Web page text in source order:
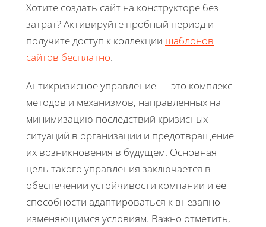
Хотите создать сайт на конструкторе без
затрат? Активируйте пробный период и
получите доступ к коллекции шаблонов
сайтов бесплатно.
Антикризисное управление — это комплекс
методов и механизмов, направленных на
минимизацию последствий кризисных
ситуаций в организации и предотвращение
их возникновения в будущем. Основная
цель такого управления заключается в
обеспечении устойчивости компании и её
способности адаптироваться к внезапно
изменяющимся условиям. Важно отметить,